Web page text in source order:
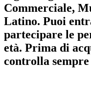
Commerciale,
Latino. Puoi
partecipare le
età. Prima di
controlla